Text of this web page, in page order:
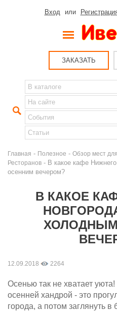
Вход или
ЗАКАЗАТЬ
Главная - Полезное - Обзор мест
Ресторанов - В какое кафе
осенним вечером?
В КАКОЕ
12.09.2018 2264
Осенью так не хватает
осенней хандрой - это
города, а потом заглянуть